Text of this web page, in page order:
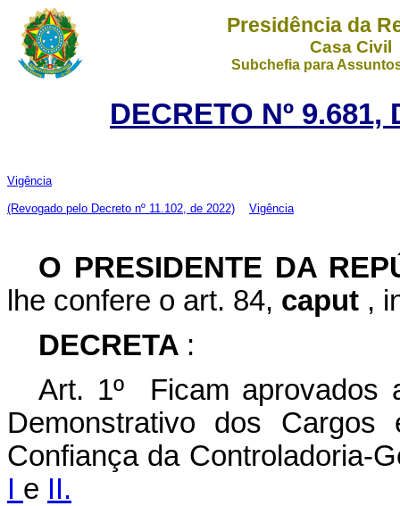
Presidência da
Casa Civil
Subchefia para
DECRETO Nº
Vigência
(Revogado pelo Decreto nº 11.102, de 2022) Vigência
O PRESIDENTE DA
lhe confere o art. 84, caput ,
DECRETA :
Art. 1º Ficam aprovados
Demonstrativo dos
Confiança da Controladoria-
I e II.